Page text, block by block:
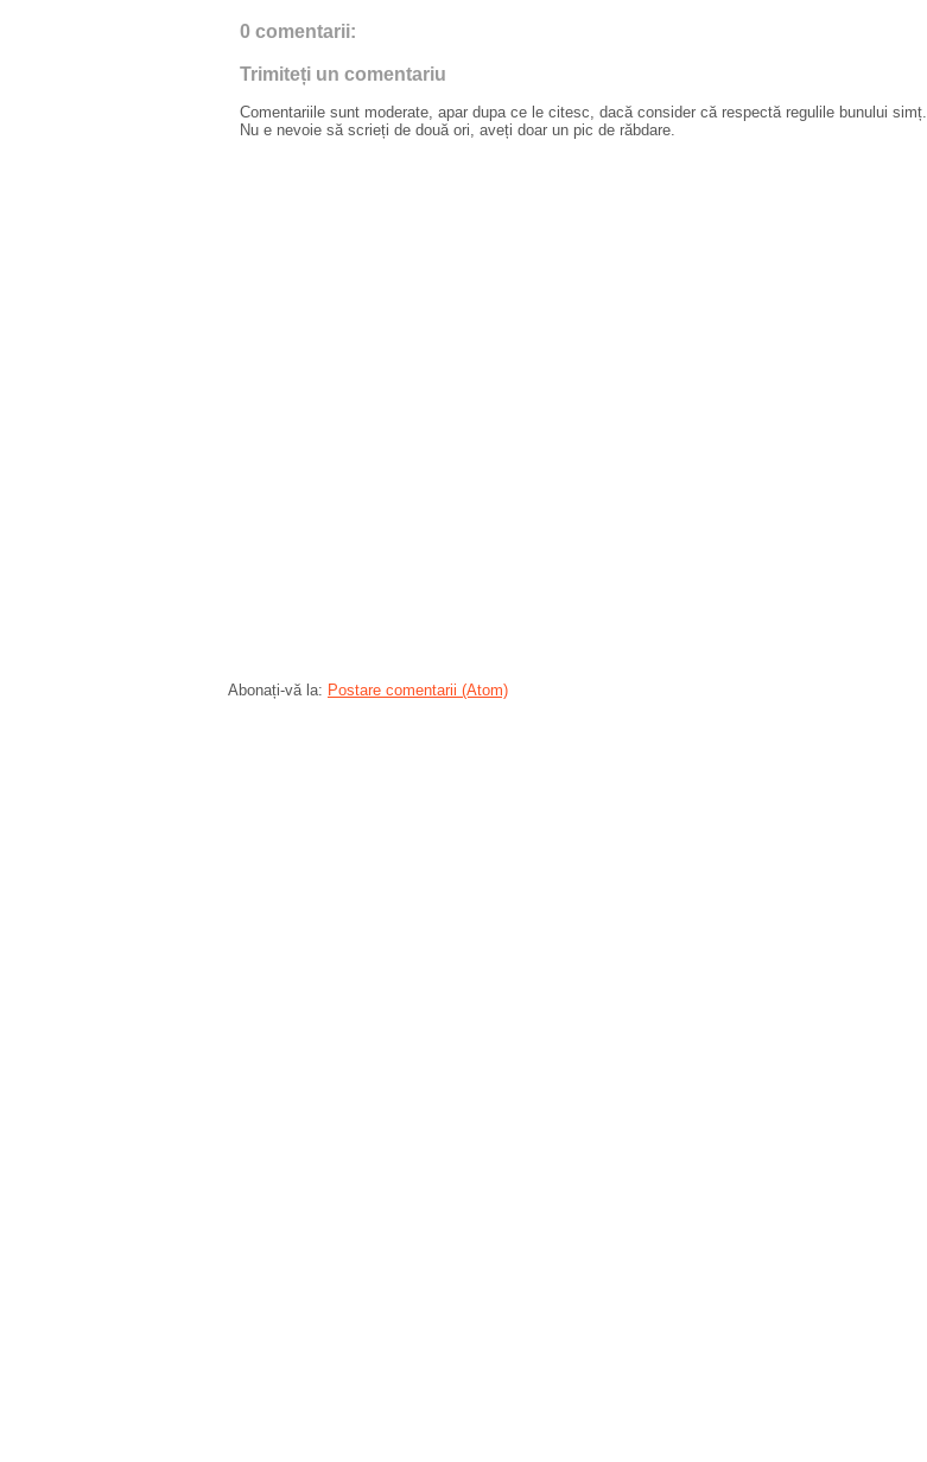
0 comentarii:
Trimiteți un comentariu
Comentariile sunt moderate, apar dupa ce le citesc, dacă consider că respectă regulile bunului simț.
Nu e nevoie să scrieți de două ori, aveți doar un pic de răbdare.
Abonați-vă la: Postare comentarii (Atom)